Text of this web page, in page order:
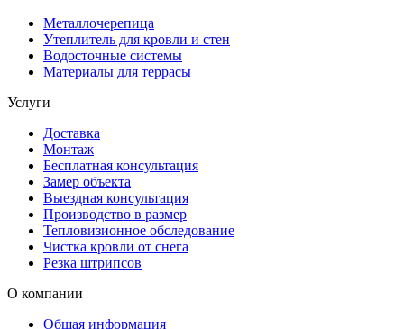
Металлочерепица
Утеплитель для кровли и стен
Водосточные системы
Материалы для террасы
Услуги
Доставка
Монтаж
Бесплатная консультация
Замер объекта
Выездная консультация
Производство в размер
Тепловизионное обследование
Чистка кровли от снега
Резка штрипсов
О компании
Общая информация